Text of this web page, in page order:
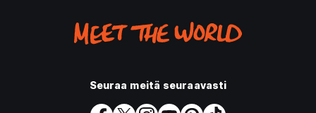
Seuraa meitä seuraavasti